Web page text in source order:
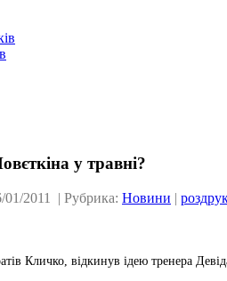
у травні?
01/2011 | Рубрика: Новини |
Кличко, відкинув ідею тренера